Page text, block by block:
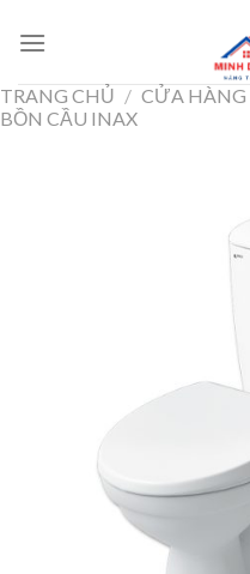
TRANG CHỦ / CỬA HÀNG
BỒN CẦU INAX